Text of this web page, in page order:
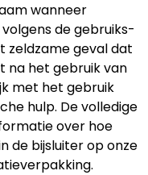
wanneer
de gebruiks-
zeldzame geval dat
na het gebruik van
met het gebruik
hulp. De volledige
over hoe
de bijsluiter op onze